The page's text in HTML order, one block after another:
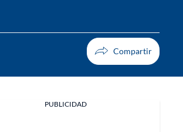
PUBLICIDAD